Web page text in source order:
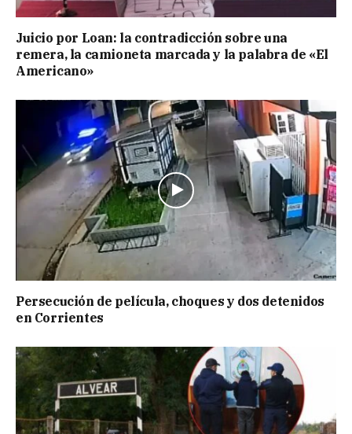
Juicio por Loan: la contradicción sobre una
remera, la camioneta marcada y la palabra de «El
Americano»
Persecución de película, choques y dos detenidos
en Corrientes